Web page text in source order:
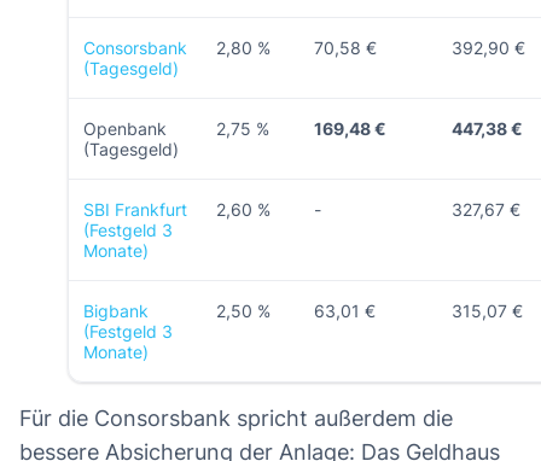
Consorsbank
(Tagesgeld)
2,80 % 70,58 € 392,90 €
Openbank
(Tagesgeld)
2,75 % 169,48 € 447,38 €
SBI Frankfurt
(Festgeld 3
Monate)
2,60 % - 327,67 €
Bigbank
(Festgeld 3
Monate)
2,50 % 63,01 € 315,07 €
Für die Consorsbank spricht außerdem die
bessere Absicherung der Anlage: Das Geldhaus